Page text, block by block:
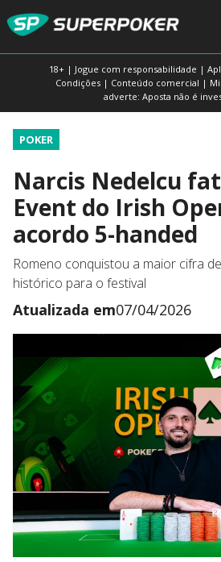
18+ | Jogue com responsabilidade |
Condições | Conteúdo comercial |
adverte: Aposta não é
POKER
Narcis Nedelcu
Event do Irish
acordo 5-handed
Romeno conquistou a maior cifra
histórico para o festival
Atualizada em07/04/2026